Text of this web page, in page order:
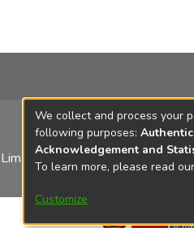
We collect and process your
following purposes:
Acknowledgement and
To learn more, please read our
Customize